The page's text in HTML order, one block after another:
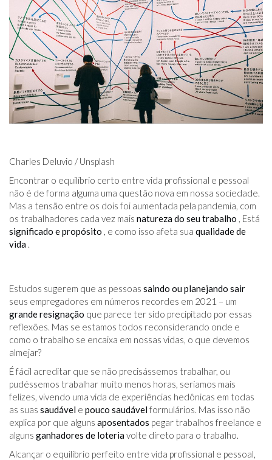
Charles Deluvio / Unsplash
Encontrar o equilíbrio certo entre vida profissional e pessoal
não é de forma alguma uma questão nova em nossa sociedade.
Mas a tensão entre os dois foi aumentada pela pandemia, com
os trabalhadores cada vez mais natureza do seu trabalho , Está
significado e propósito , e como isso afeta sua qualidade de
vida .
Estudos sugerem que as pessoas saindo ou planejando sair
seus empregadores em números recordes em 2021 – um
grande resignação que parece ter sido precipitado por essas
reflexões. Mas se estamos todos reconsiderando onde e
como o trabalho se encaixa em nossas vidas, o que devemos
almejar?
É fácil acreditar que se não precisássemos trabalhar, ou
pudéssemos trabalhar muito menos horas, seríamos mais
felizes, vivendo uma vida de experiências hedônicas em todas
as suas saudável e pouco saudávelformulários. Mas isso não
explica por que alguns aposentados pegar trabalhos freelance e
alguns ganhadores de loteriavolte direto para o trabalho.
Alcançar o equilíbrio perfeito entre vida profissional e pessoal,